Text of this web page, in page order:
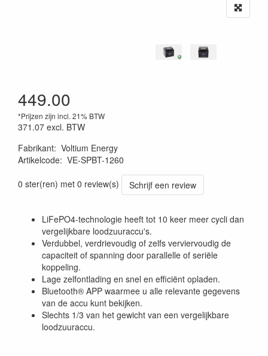
449.00
*Prijzen zijn incl. 21% BTW
371.07 excl. BTW
Fabrikant: Voltium Energy
Artikelcode: VE-SPBT-1260
0 ster(ren) met 0 review(s)
Schrijf een review
LiFePO4-technologie heeft tot 10 keer meer cycli dan
vergelijkbare loodzuuraccu's.
Verdubbel, verdrievoudig of zelfs verviervoudig de
capaciteit of spanning door parallelle of seriële
koppeling.
Lage zelfontlading en snel en efficiënt opladen.
Bluetooth® APP waarmee u alle relevante gegevens
van de accu kunt bekijken.
Slechts 1/3 van het gewicht van een vergelijkbare
loodzuuraccu.